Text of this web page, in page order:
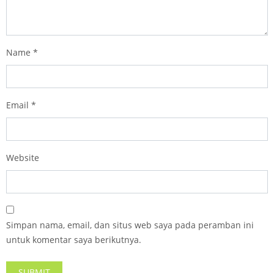
Name *
Email *
Website
Simpan nama, email, dan situs web saya pada peramban ini
untuk komentar saya berikutnya.